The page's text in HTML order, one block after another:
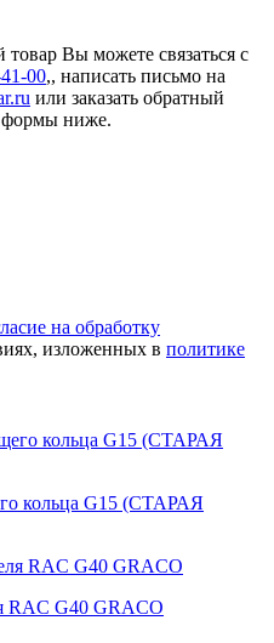
Вы можете связаться с
00,, написать письмо на
или заказать обратный
формы ниже.
на обработку
изложенных в политике
кольца G15 (СТАРАЯ
RAC G40 GRACO